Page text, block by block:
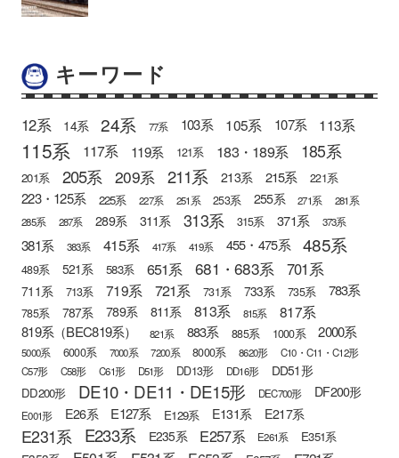
キーワード
12系 14系 24系 77系 103系 105系 107系 113系
115系 117系 119系 121系 183・189系 185系
201系 205系 209系 211系 213系 215系 221系
223・125系 225系 227系 251系 253系 255系 271系
281系
285系
287系 289系 311系 313系 315系 371系 373系
381系 383系 415系 417系 419系 455・475系 485系
489系 521系 583系 651系 681・683系 701系
711系 713系 719系 721系 731系 733系 735系 783系
785系 787系 789系 811系 813系 815系 817系
819系（BEC819系） 821系 883系 885系 1000系 2000系
5000系 6000系 7000系 7200系 8000系 8620形
C10・C11・C12形
C57形
C58形 C61形 D51形 DD13形 DD16形 DD51形
DD200形 DE10・DE11・DE15形 DEC700形 DF200形
E001形 E26系 E127系 E129系 E131系 E217系
E231系 E233系 E235系 E257系 E261系 E351系